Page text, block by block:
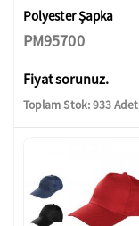
Polyester Şapka
PM95700
Fiyat sorunuz.
Toplam Stok: 933 Adet